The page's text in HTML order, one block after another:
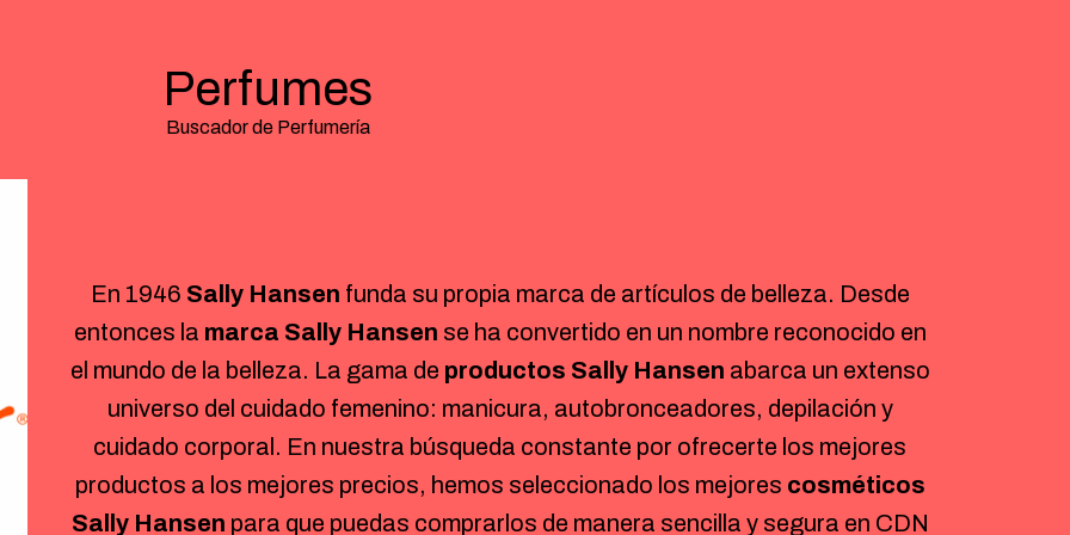
Perfumes
Buscador de Perfumería
En 1946 Sally Hansen funda su propia marca de artículos de belleza. Desde
entonces la marca Sally Hansen se ha convertido en un nombre reconocido en
el mundo de la belleza. La gama de productos Sally Hansen abarca un extenso
universo del cuidado femenino: manicura, autobronceadores, depilación y
cuidado corporal. En nuestra búsqueda constante por ofrecerte los mejores
productos a los mejores precios, hemos seleccionado los mejores cosméticos
Sally Hansen para que puedas comprarlos de manera sencilla y segura en CDN